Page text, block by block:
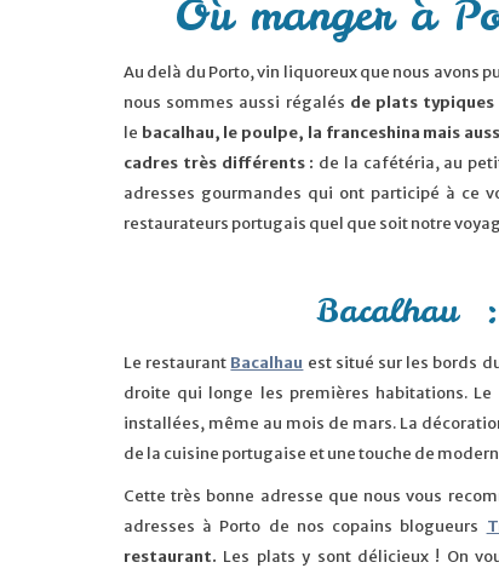
Où manger à
Au delà du Porto, vin liquoreux que nous avons
nous sommes aussi régalés de plats typiques
le bacalhau, le poulpe, la franceshina mais
cadres très différents : de la cafétéria, au
adresses gourmandes qui ont participé à ce
restaurateurs portugais quel que soit notre
Bacalhau
Le restaurant Bacalhau est situé sur les bords
droite qui longe les premières habitations.
installées, même au mois de mars. La
de la cuisine portugaise et une touche de
Cette très bonne adresse que nous vous
adresses à Porto de nos copains blogueurs
restaurant. Les plats y sont délicieux ! On